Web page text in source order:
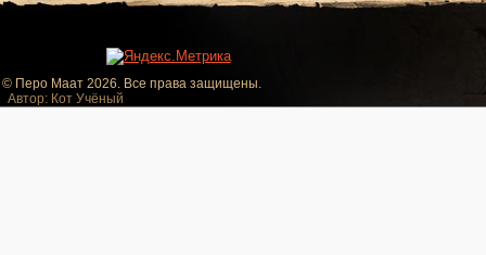
© Перо Маат 2026. Все права защищены.
Автор: Кот Учёный